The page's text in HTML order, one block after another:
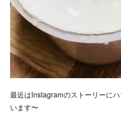
最近はInstagramのストーリーに
います〜